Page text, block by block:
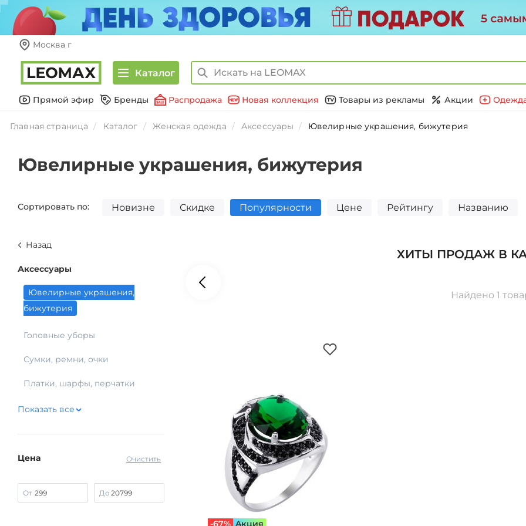
Москва г
Каталог
Прямой эфир Бренды Распродажа Новая коллекция Товары из рекламы Акции
Главная страница Каталог Женская одежда Аксессуары Ювелирные украшения, бижутерия
Ювелирные украшения, бижутерия
Сортировать по: Новизне Скидке Популярности Цене Рейтингу Названию
Назад
Аксессуары
Ювелирные украшения,
бижутерия
Головные уборы
Сумки, ремни, очки
Платки, шарфы, перчатки
Показать все
Очистить
Цена
От До
ХИТЫ ПРОДАЖ В
Найдено 1
-67% Aкция